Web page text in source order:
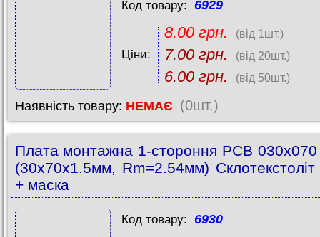
Код товару: 6929
Ціни:
8.00 грн. (від 1шт.)
7.00 грн. (від 20шт.)
6.00 грн. (від 50шт.)
Наявність товару: НЕМАЄ (0шт.)
Плата монтажна 1-стороння PCB 030x070
(30x70x1.5мм, Rm=2.54мм) Склотекстоліт
+ маска
Код товару: 6930